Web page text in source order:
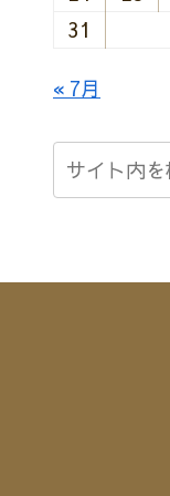
31
« 7月